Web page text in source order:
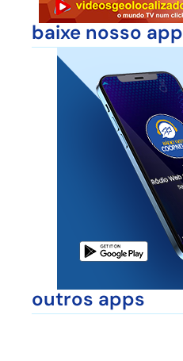
baixe nosso app
outros apps